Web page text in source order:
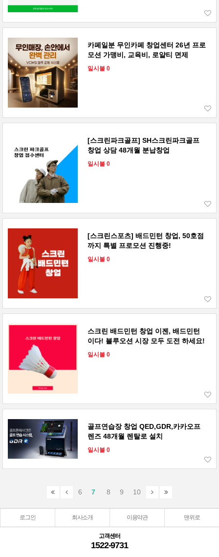
카페일분 무인카페 창업센터 26년 프로
모션 가맹비, 교육비, 로얄티 면제
일시불 0
[스크린파크골프] SH스크린파크골프
창업 상담 48개월 분납창업
일시불 0
[스크린스포츠] 배드민턴 창업, 50호점
까지 특별 프로모션 진행중!
일시불 0
스크린 배드민턴 창업 이젠, 배드민턴
이다! 블루오션 시장 모두 도전 하세요!
일시불 0
골프연습장 창업 QED,GDR,카카오프
렌즈 48개월 렌탈로 설치
일시불 0
6 7 8 9 10
로그인 회사소개 이용약관 맨위로
고객센터
1522-9731